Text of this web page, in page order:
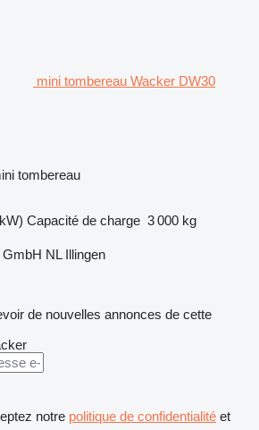
mini tombereau Wacker DW30
tombereau
Capacité de charge 3 000 kg
NL Illingen
de nouvelles annonces de cette
notre politique de confidentialité et